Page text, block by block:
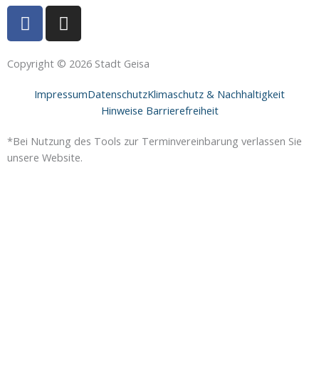
F
a
c
e
k
-
I
n
s
t
g
a
m
Copyright © 2026 Stadt Geisa
ImpressumDatenschutzKlimaschutz & Nachhaltigkeit
Hinweise Barrierefreiheit
*Bei Nutzung des Tools zur Terminvereinbarung verlassen Sie
unsere Website.